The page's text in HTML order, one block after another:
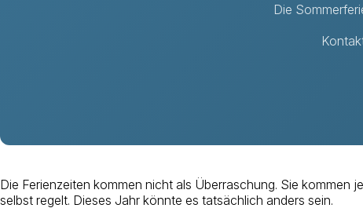
Die
Die Ferienzeiten kommen nicht als Überraschung. Sie kommen
selbst regelt. Dieses Jahr könnte es tatsächlich anders sein.